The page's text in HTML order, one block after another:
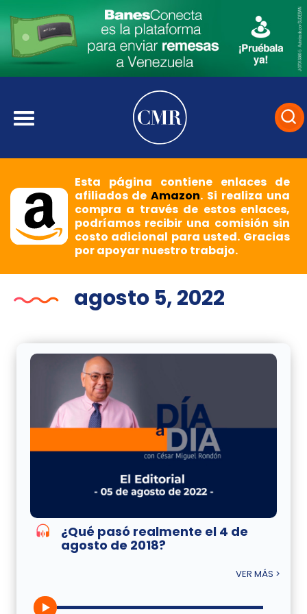
Esta página contiene enlaces de
afiliados deAmazon. Si realiza una
compra a través de estos enlaces,
podríamos recibir una comisión sin
costo adicional para usted. Gracias
por apoyar nuestro trabajo.
agosto 5, 2022
¿Qué pasó realmente el 4 de
agosto de 2018?
VER MÁS >